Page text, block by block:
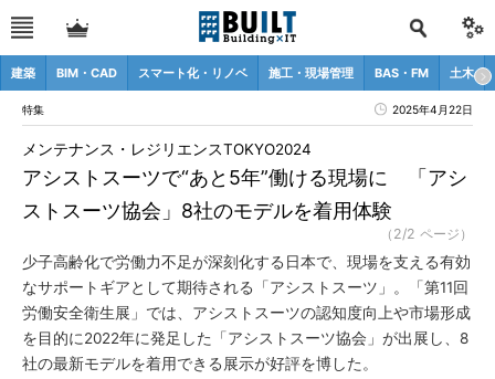
建築 BIM・CAD スマート化・リノベ 施工・現場管理 BAS・FM 土木
特集 2025年4月22日
アシストスーツで“あと5年”働ける現場に 「アシ
ストスーツ協会」8社のモデルを着用体験
メンテナンス・レジリエンスTOKYO2024
（2/2 ページ）
少子高齢化で労働力不足が深刻化する日本で、現場を支える有効
なサポートギアとして期待される「アシストスーツ」。「第11回
労働安全衛生展」では、アシストスーツの認知度向上や市場形成
を目的に2022年に発足した「アシストスーツ協会」が出展し、8
社の最新モデルを着用できる展示が好評を博した。